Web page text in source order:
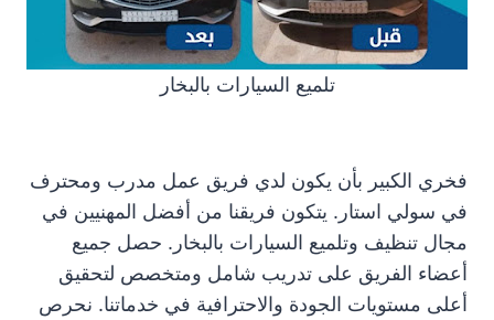
تلميع السيارات بالبخار
فخري الكبير بأن يكون لدي فريق عمل مدرب ومحترف
في سولي استار. يتكون فريقنا من أفضل المهنيين في
مجال تنظيف وتلميع السيارات بالبخار. حصل جميع
أعضاء الفريق على تدريب شامل ومتخصص لتحقيق
أعلى مستويات الجودة والاحترافية في خدماتنا. نحرص